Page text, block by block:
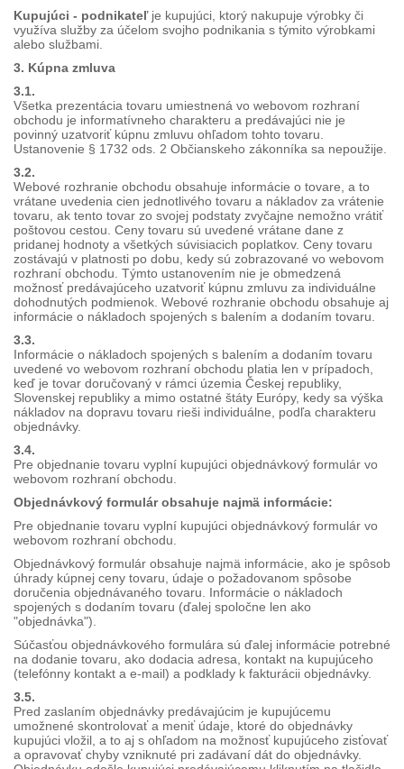
Kupujúci - podnikateľ je kupujúci, ktorý nakupuje výrobky či
využíva služby za účelom svojho podnikania s týmito výrobkami
alebo službami.
3. Kúpna zmluva
3.1.
Všetka prezentácia tovaru umiestnená vo webovom rozhraní
obchodu je informatívneho charakteru a predávajúci nie je
povinný uzatvoriť kúpnu zmluvu ohľadom tohto tovaru.
Ustanovenie § 1732 ods. 2 Občianskeho zákonníka sa nepoužije.
3.2.
Webové rozhranie obchodu obsahuje informácie o tovare, a to
vrátane uvedenia cien jednotlivého tovaru a nákladov za vrátenie
tovaru, ak tento tovar zo svojej podstaty zvyčajne nemožno vrátiť
poštovou cestou. Ceny tovaru sú uvedené vrátane dane z
pridanej hodnoty a všetkých súvisiacich poplatkov. Ceny tovaru
zostávajú v platnosti po dobu, kedy sú zobrazované vo webovom
rozhraní obchodu. Týmto ustanovením nie je obmedzená
možnosť predávajúceho uzatvoriť kúpnu zmluvu za individuálne
dohodnutých podmienok. Webové rozhranie obchodu obsahuje aj
informácie o nákladoch spojených s balením a dodaním tovaru.
3.3.
Informácie o nákladoch spojených s balením a dodaním tovaru
uvedené vo webovom rozhraní obchodu platia len v prípadoch,
keď je tovar doručovaný v rámci územia Českej republiky,
Slovenskej republiky a mimo ostatné štáty Európy, kedy sa výška
nákladov na dopravu tovaru rieši individuálne, podľa charakteru
objednávky.
3.4.
Pre objednanie tovaru vyplní kupujúci objednávkový formulár vo
webovom rozhraní obchodu.
Objednávkový formulár obsahuje najmä informácie:
Pre objednanie tovaru vyplní kupujúci objednávkový formulár vo
webovom rozhraní obchodu.
Objednávkový formulár obsahuje najmä informácie, ako je spôsob
úhrady kúpnej ceny tovaru, údaje o požadovanom spôsobe
doručenia objednávaného tovaru. Informácie o nákladoch
spojených s dodaním tovaru (ďalej spoločne len ako
"objednávka").
Súčasťou objednávkového formulára sú ďalej informácie potrebné
na dodanie tovaru, ako dodacia adresa, kontakt na kupujúceho
(telefónny kontakt a e-mail) a podklady k fakturácii objednávky.
3.5.
Pred zaslaním objednávky predávajúcim je kupujúcemu
umožnené skontrolovať a meniť údaje, ktoré do objednávky
kupujúci vložil, a to aj s ohľadom na možnosť kupujúceho zisťovať
a opravovať chyby vzniknuté pri zadávaní dát do objednávky.